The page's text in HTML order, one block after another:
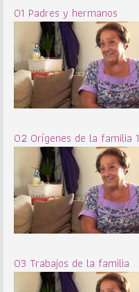
01 Padres y hermanos
02 Orígenes de la familia 1
03 Trabajos de la familia